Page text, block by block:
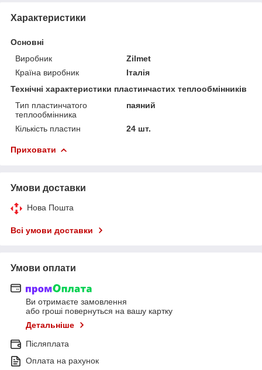
Характеристики
Основні
Виробник
Zilmet
Країна виробник
Італія
Технічні характеристики пластинчастих теплообмінників
Тип пластинчатого
теплообмінника
паяний
Кількість пластин 24 шт.
Приховати
Умови доставки
Нова Пошта
Всі умови доставки
Умови оплати
Ви отримаєте замовлення
або гроші повернуться на вашу картку
Детальніше
Післяплата
Оплата на рахунок